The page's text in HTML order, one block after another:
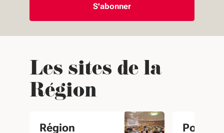
Les sites de la
Région
Région
Portail